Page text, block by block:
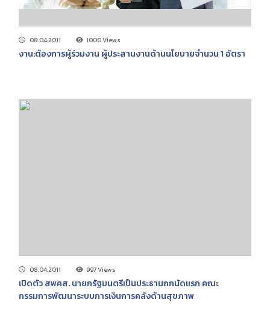
08.04.2011 1000 Views
งาน:ต้องการผู้ร่วมงาน ผู้ประสานงานด้านนโยบายจำนวน 1 อัตรา
08.04.2011 997 Views
เปิดตัว สพคส. นายกรัฐมนตรีเป็นประธานถกนัดแรก คณะ
กรรมการพัฒนาระบบการเงินการคลังด้านสุขภาพ